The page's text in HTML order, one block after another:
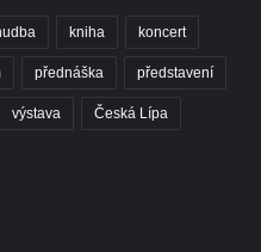
kniha koncert
přednáška představení
výstava Česká Lípa